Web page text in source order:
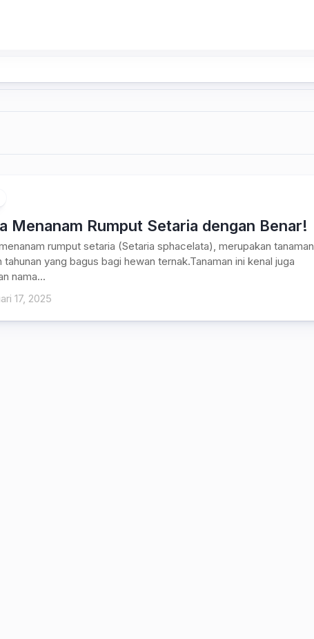
Menanam Rumput Setaria dengan Benar!
rumput setaria (Setaria sphacelata), merupakan tanaman
tahunan yang bagus bagi hewan ternak.Tanaman ini kenal juga
nama...
17, 2025